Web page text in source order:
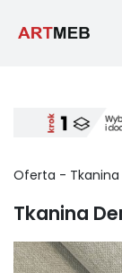
Oferta -
Tkanina